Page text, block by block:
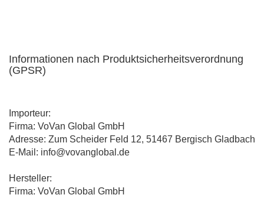
Informationen nach Produktsicherheitsverordnung
(GPSR)
Importeur:
Firma: VoVan Global GmbH
Adresse: Zum Scheider Feld 12, 51467 Bergisch Gladbach
E-Mail: info@vovanglobal.de
Hersteller:
Firma: VoVan Global GmbH